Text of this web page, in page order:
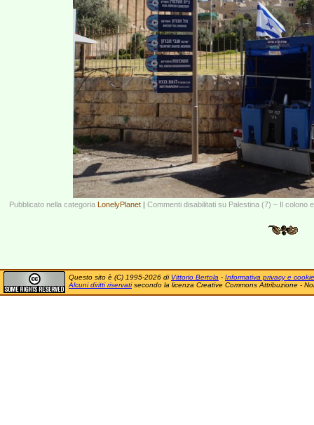
Pubblicato nella categoria LonelyPlanet | Commenti disabilitati su Palestina (7) – Il colono
Questo sito è (C) 1995-2026 di Vittorio Bertola - Informativa privacy e cookie
Alcuni diritti riservatisecondo la licenza Creative Commons Attribuzione -